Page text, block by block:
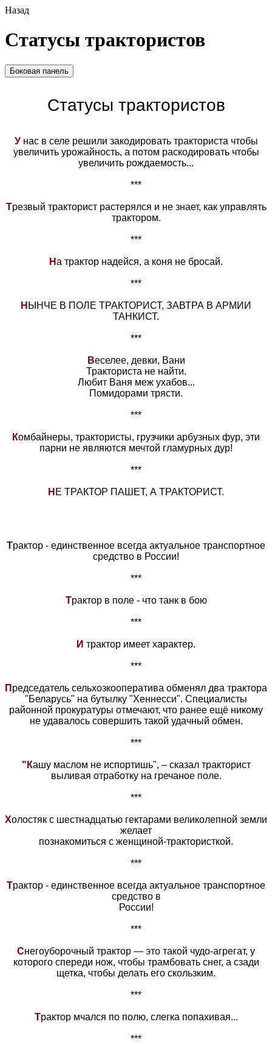
Назад
Статусы трактористов
Боковая панель
Статусы трактористов
Унас в селе решили закодировать тракториста чтобы
увеличить урожайность, а потом раскодировать чтобы
увеличить рождаемость...
***
Трезвый тракторист растерялся и не знает, как управлять
трактором.
***
На трактор надейся, а коня не бросай.
***
Н ЫНЧЕ В ПОЛЕ ТРАКТОРИСТ, ЗАВТРА В АРМИИ
ТАНКИСТ.
***
Веселее, девки, Вани
Тракториста не найти.
Любит Ваня меж ухабов...
Помидорами трясти.
***
Комбайнеры, трактористы, грузчики арбузных фур, эти
парни не являются мечтой гламурных дур!
***
Н Е ТРАКТОР ПАШЕТ, А ТРАКТОРИСТ.
Трактор - единственное всегда актуальное транспортное
средство в России!
***
Трактор в поле - что танк в бою
***
И трактор имеет характер.
***
П редседатель сельхозкооператива обменял два трактора
"Беларусь" на бутылку "Хеннесси". Специалисты
районной прокуратуры отмечают, что ранее ещё никому
не удавалось совершить такой удачный обмен.
***
"Кашу маслом не испортишь", – сказал тракторист
выливая отработку на гречаное поле.
***
Холостяк с шестнадцатью гектарами великолепной земли
желает
познакомиться с женщиной-трактористкой.
***
Трактор - единственное всегда актуальное транспортное
средство в
России!
***
Снегоуборочный трактор — это такой чудо-агрегат, у
которого спереди нож, чтобы трамбовать снег, а сзади
щетка, чтобы делать его скользким.
***
Трактор мчался по полю, слегка попахивая...
***